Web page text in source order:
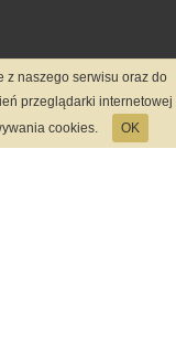
z naszego serwisu oraz do
przeglądarki internetowej
cookies.
OK